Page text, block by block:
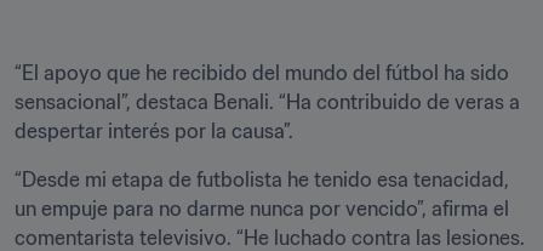
“El apoyo que he recibido del mundo del fútbol ha sido
sensacional”, destaca Benali. “Ha contribuido de veras a
despertar interés por la causa”.
“Desde mi etapa de futbolista he tenido esa tenacidad,
un empuje para no darme nunca por vencido”, afirma el
comentarista televisivo. “He luchado contra las lesiones.